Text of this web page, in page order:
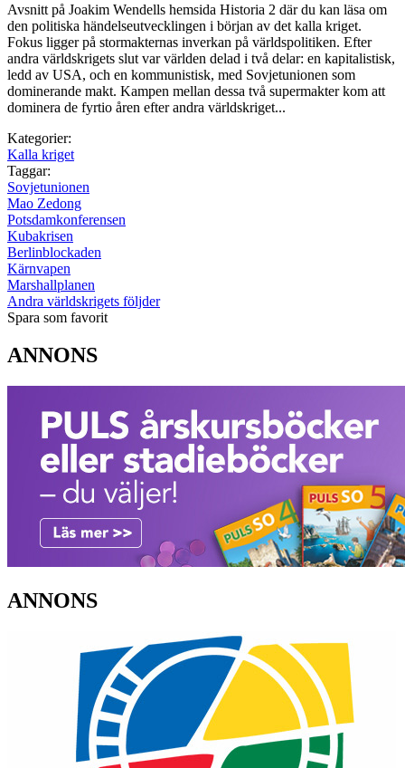
Avsnitt på Joakim Wendells hemsida Historia 2 där du kan läsa om
den politiska händelseutvecklingen i början av det kalla kriget.
Fokus ligger på stormakternas inverkan på världspolitiken. Efter
andra världskrigets slut var världen delad i två delar: en kapitalistisk,
ledd av USA, och en kommunistisk, med Sovjetunionen som
dominerande makt. Kampen mellan dessa två supermakter kom att
dominera de fyrtio åren efter andra världskriget...
Kategorier:
Kalla kriget
Taggar:
Sovjetunionen
Mao Zedong
Potsdamkonferensen
Kubakrisen
Berlinblockaden
Kärnvapen
Marshallplanen
Andra världskrigets följder
Spara som favorit
ANNONS
ANNONS